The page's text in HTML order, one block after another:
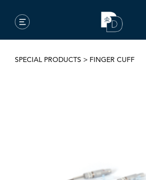
SPECIAL PRODUCTS > FINGER CUFF